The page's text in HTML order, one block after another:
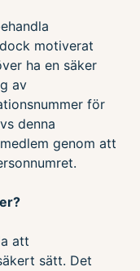
motiverat
ha en säker
av
för
denna
genom att
att
sätt. Det